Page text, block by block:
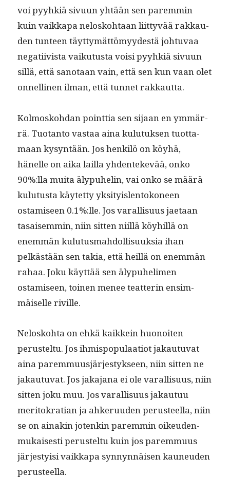
voi pyyhk­iä sivu­un yhtään sen parem­min
kuin vaikka­pa nelosko­htaan liit­tyvää rakkau­
den tun­teen täyt­tymät­tömyy­destä johtu­vaa
negati­ivista vaiku­tus­ta voisi pyyhk­iä sivu­un
sil­lä, että san­o­taan vain, että sen kun vaan olet
onnelli­nen ilman, että tun­net rakkautta.
Kol­mosko­hdan point­tia sen sijaan en ymmär­
rä. Tuotan­to vas­taa aina kulu­tuk­sen tuot­ta­
maan kysyn­tään. Jos henkilö on köy­hä,
hänelle on aika lail­la yhden­tekevää, onko
90%:lla mui­ta äly­puhe­lin, vai onko se määrä
kulu­tus­ta käytet­ty yksi­ty­islen­tokoneen
ostamiseen 0.1%:lle. Jos var­al­lisu­us jae­taan
tasaisem­min, niin sit­ten niil­lä köy­hillä on
enem­män kulu­tus­mah­dol­lisuuk­sia ihan
pelkästään sen takia, että heil­lä on enem­män
rahaa. Joku käyt­tää sen äly­puhe­li­men
ostamiseen, toinen menee teat­terin ensim­
mäiselle riville.
Nelosko­h­ta on ehkä kaikkein huonoiten
perustel­tu. Jos ihmis­pop­u­laa­tiot jakau­tu­vat
aina parem­muusjärjestyk­seen, niin sit­ten ne
jakau­tu­vat. Jos jaka­jana ei ole var­al­lisu­us, niin
sit­ten joku muu. Jos var­al­lisu­us jakau­tuu
mer­i­tokra­t­ian ja ahkeru­u­den perus­teel­la, niin
se on ainakin jotenkin parem­min oikeu­den­
mukaises­ti perustel­tu kuin jos parem­muus
järjesty­isi vaikka­pa syn­nyn­näisen kauneu­den
perusteella.